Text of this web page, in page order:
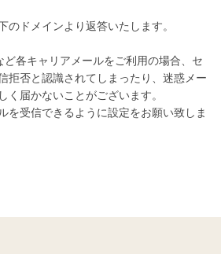
のドメインより返答いたします。
各キャリアメールをご利用の場合、セ
拒否と認識されてしまったり、迷惑メー
く届かないことがございます。
を受信できるように設定をお願い致しま